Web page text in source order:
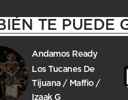
TE PUEDE
Andamos Ready
Los Tucanes De
Tijuana / Maffio /
Izaak G